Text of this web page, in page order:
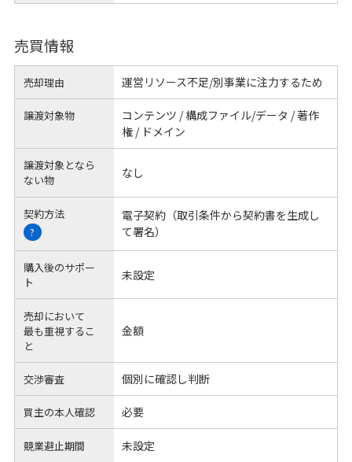
売買情報
売却理由 運営リソース不足/別事業に注力するため
譲渡対象物
コンテンツ / 構成ファイル/データ / 著作
権 / ドメイン
譲渡対象となら
ない物
なし
契約方法
?
電子契約（取引条件から契約書を生成し
て署名）
購入後のサポー
ト
未設定
売却において
最も重視するこ
と
金額
交渉審査 個別に確認し判断
買主の本人確認 必要
競業避止期間 未設定